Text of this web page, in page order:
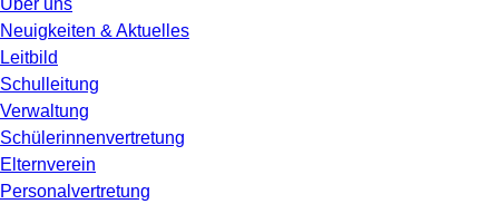
Über uns
Neuigkeiten & Aktuelles
Leitbild
Schulleitung
Verwaltung
Schülerinnenvertretung
Elternverein
Personalvertretung